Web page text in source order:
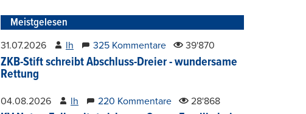
Meistgelesen
31.07.2026 lh 325 Kommentare 39'870
ZKB-Stift schreibt Abschluss-Dreier - wundersame
Rettung
04.08.2026 lh 220 Kommentare 28'868